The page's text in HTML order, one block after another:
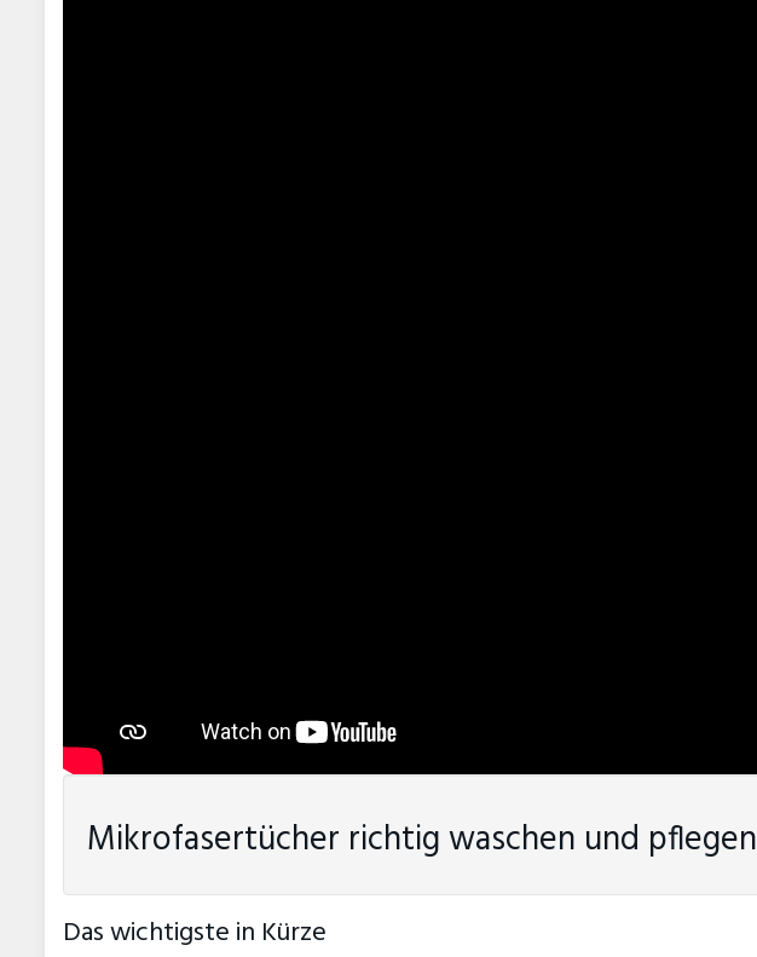
Mikrofasertücher richtig waschen und pflegen
Das wichtigste in Kürze